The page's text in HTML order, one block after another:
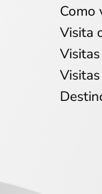
Como
Visita